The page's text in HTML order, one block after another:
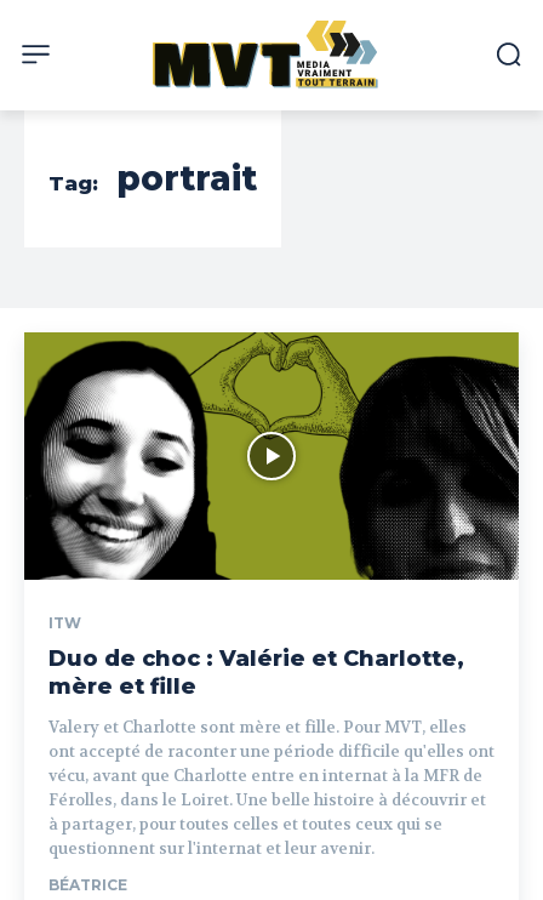
Tag: portrait
ITW
Duo de choc : Valérie et Charlotte,
mère et fille
Valery et Charlotte sont mère et fille. Pour MVT, elles
ont accepté de raconter une période difficile qu'elles ont
vécu, avant que Charlotte entre en internat à la MFR de
Férolles, dans le Loiret. Une belle histoire à découvrir et
à partager, pour toutes celles et toutes ceux qui se
questionnent sur l'internat et leur avenir.
BÉATRICE